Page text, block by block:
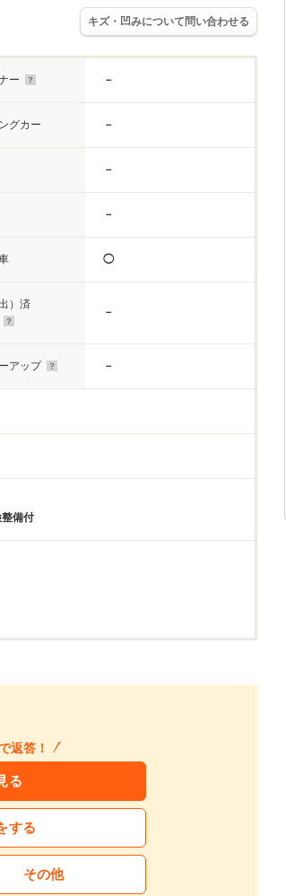
キズ・凹みについて問い合わせる
ー －
グカー －
－
－
◯
）済
－
アップ －
備付
返答！
る
する
その他